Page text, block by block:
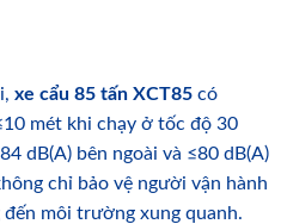
xe cẩu 85 tấn XCT85 có
mét khi chạy ở tốc độ 30
dB(A) bên ngoài và ≤80 dB(A)
chỉ bảo vệ người vận hành
môi trường xung quanh.